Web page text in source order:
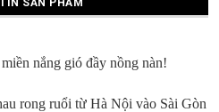
SẢN PHẨM
nắng gió đầy nồng nàn!
rong ruổi từ Hà Nội vào Sài Gòn